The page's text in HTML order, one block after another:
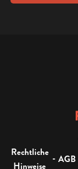
Rechtliche
Hinweise
- AGB